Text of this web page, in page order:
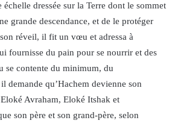
dressée sur la Terre dont le sommet
grande descendance, et de le protéger
réveil, il fit un vœu et adressa à
fournisse du pain pour se nourrir et des
se contente du minimum, du
demande qu’Hachem devienne son
Avraham, Eloké Itshak et
son père et son grand-père, selon